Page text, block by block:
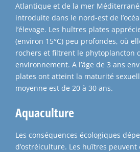
Atlantique et de la mer
introduite dans le nord-est de
l’élevage. Les huîtres plates
(environ 15°C) peu profondes, où
rochers et filtrent le phytoplancton
environnement. A l’âge de 3 ans
plates ont atteint la maturité
moyenne est de 20 à 30 ans.
Aquaculture
Les conséquences écologiques
d’ostréiculture. Les huîtres peuvent